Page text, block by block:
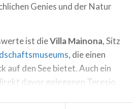
Genies und der Natur
ist dieVilla Mainona, Sitz
, die einen
auf den See bietet. Auch ein
davor gelegenen Teresio